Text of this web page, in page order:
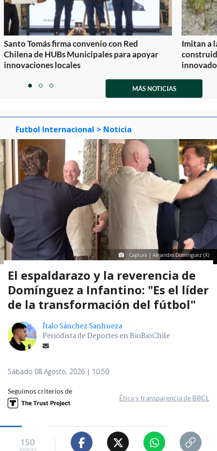
Santo Tomás firma convenio con Red
Chilena de HUBs Municipales para apoyar
innovaciones locales
Imitan a
itemitemitem
MÁS NOTICIAS
Futbol Internacional > Noticia
Captura | Alejandro Domínguez (X)
El espaldarazo y la reverencia de
Domínguez a Infantino: "Es el líder
de la transformación del fútbol"
Ítalo Sánchez Sanhueza
Periodista de Deportes en BioBioChile
Sábado 08 Agosto, 2026 | 10:50
Seguimos criterios de
Ética y transparencia de BBCL
150
visitas